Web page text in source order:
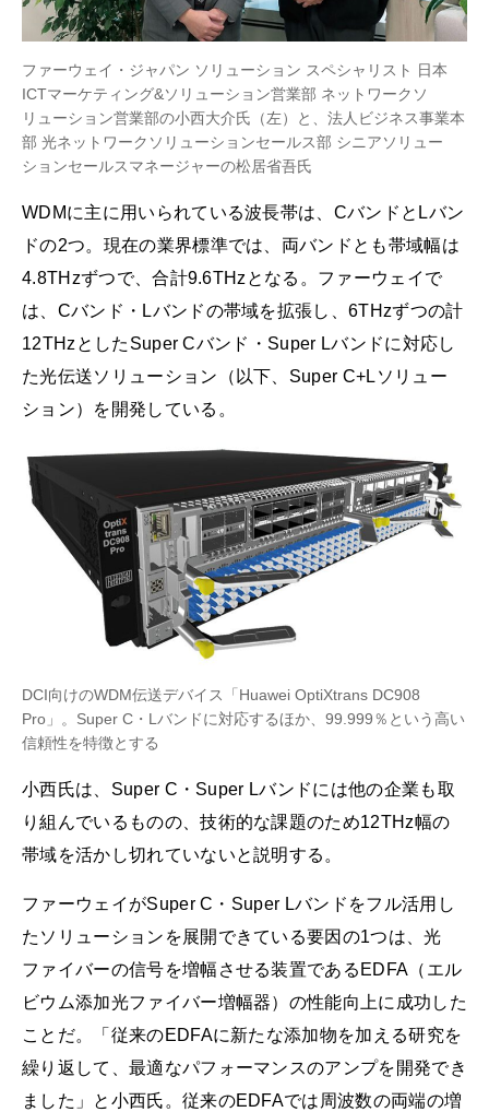
ファーウェイ・ジャパン ソリューション スペシャリスト 日本
ICTマーケティング&ソリューション営業部 ネットワークソ
リューション営業部の小西大介氏（左）と、法人ビジネス事業本
部 光ネットワークソリューションセールス部 シニアソリュー
ションセールスマネージャーの松居省吾氏
WDMに主に用いられている波長帯は、CバンドとLバン
ドの2つ。現在の業界標準では、両バンドとも帯域幅は
4.8THzずつで、合計9.6THzとなる。ファーウェイで
は、Cバンド・Lバンドの帯域を拡張し、6THzずつの計
12THzとしたSuper Cバンド・Super Lバンドに対応し
た光伝送ソリューション（以下、Super C+Lソリュー
ション）を開発している。
DCI向けのWDM伝送デバイス「Huawei OptiXtrans DC908
Pro」。Super C・Lバンドに対応するほか、99.999％という高い
信頼性を特徴とする
小西氏は、Super C・Super Lバンドには他の企業も取
り組んでいるものの、技術的な課題のため12THz幅の
帯域を活かし切れていないと説明する。
ファーウェイがSuper C・Super Lバンドをフル活用し
たソリューションを展開できている要因の1つは、光
ファイバーの信号を増幅させる装置であるEDFA（エル
ビウム添加光ファイバー増幅器）の性能向上に成功した
ことだ。「従来のEDFAに新たな添加物を加える研究を
繰り返して、最適なパフォーマンスのアンプを開発でき
ました」と小西氏。従来のEDFAでは周波数の両端の増